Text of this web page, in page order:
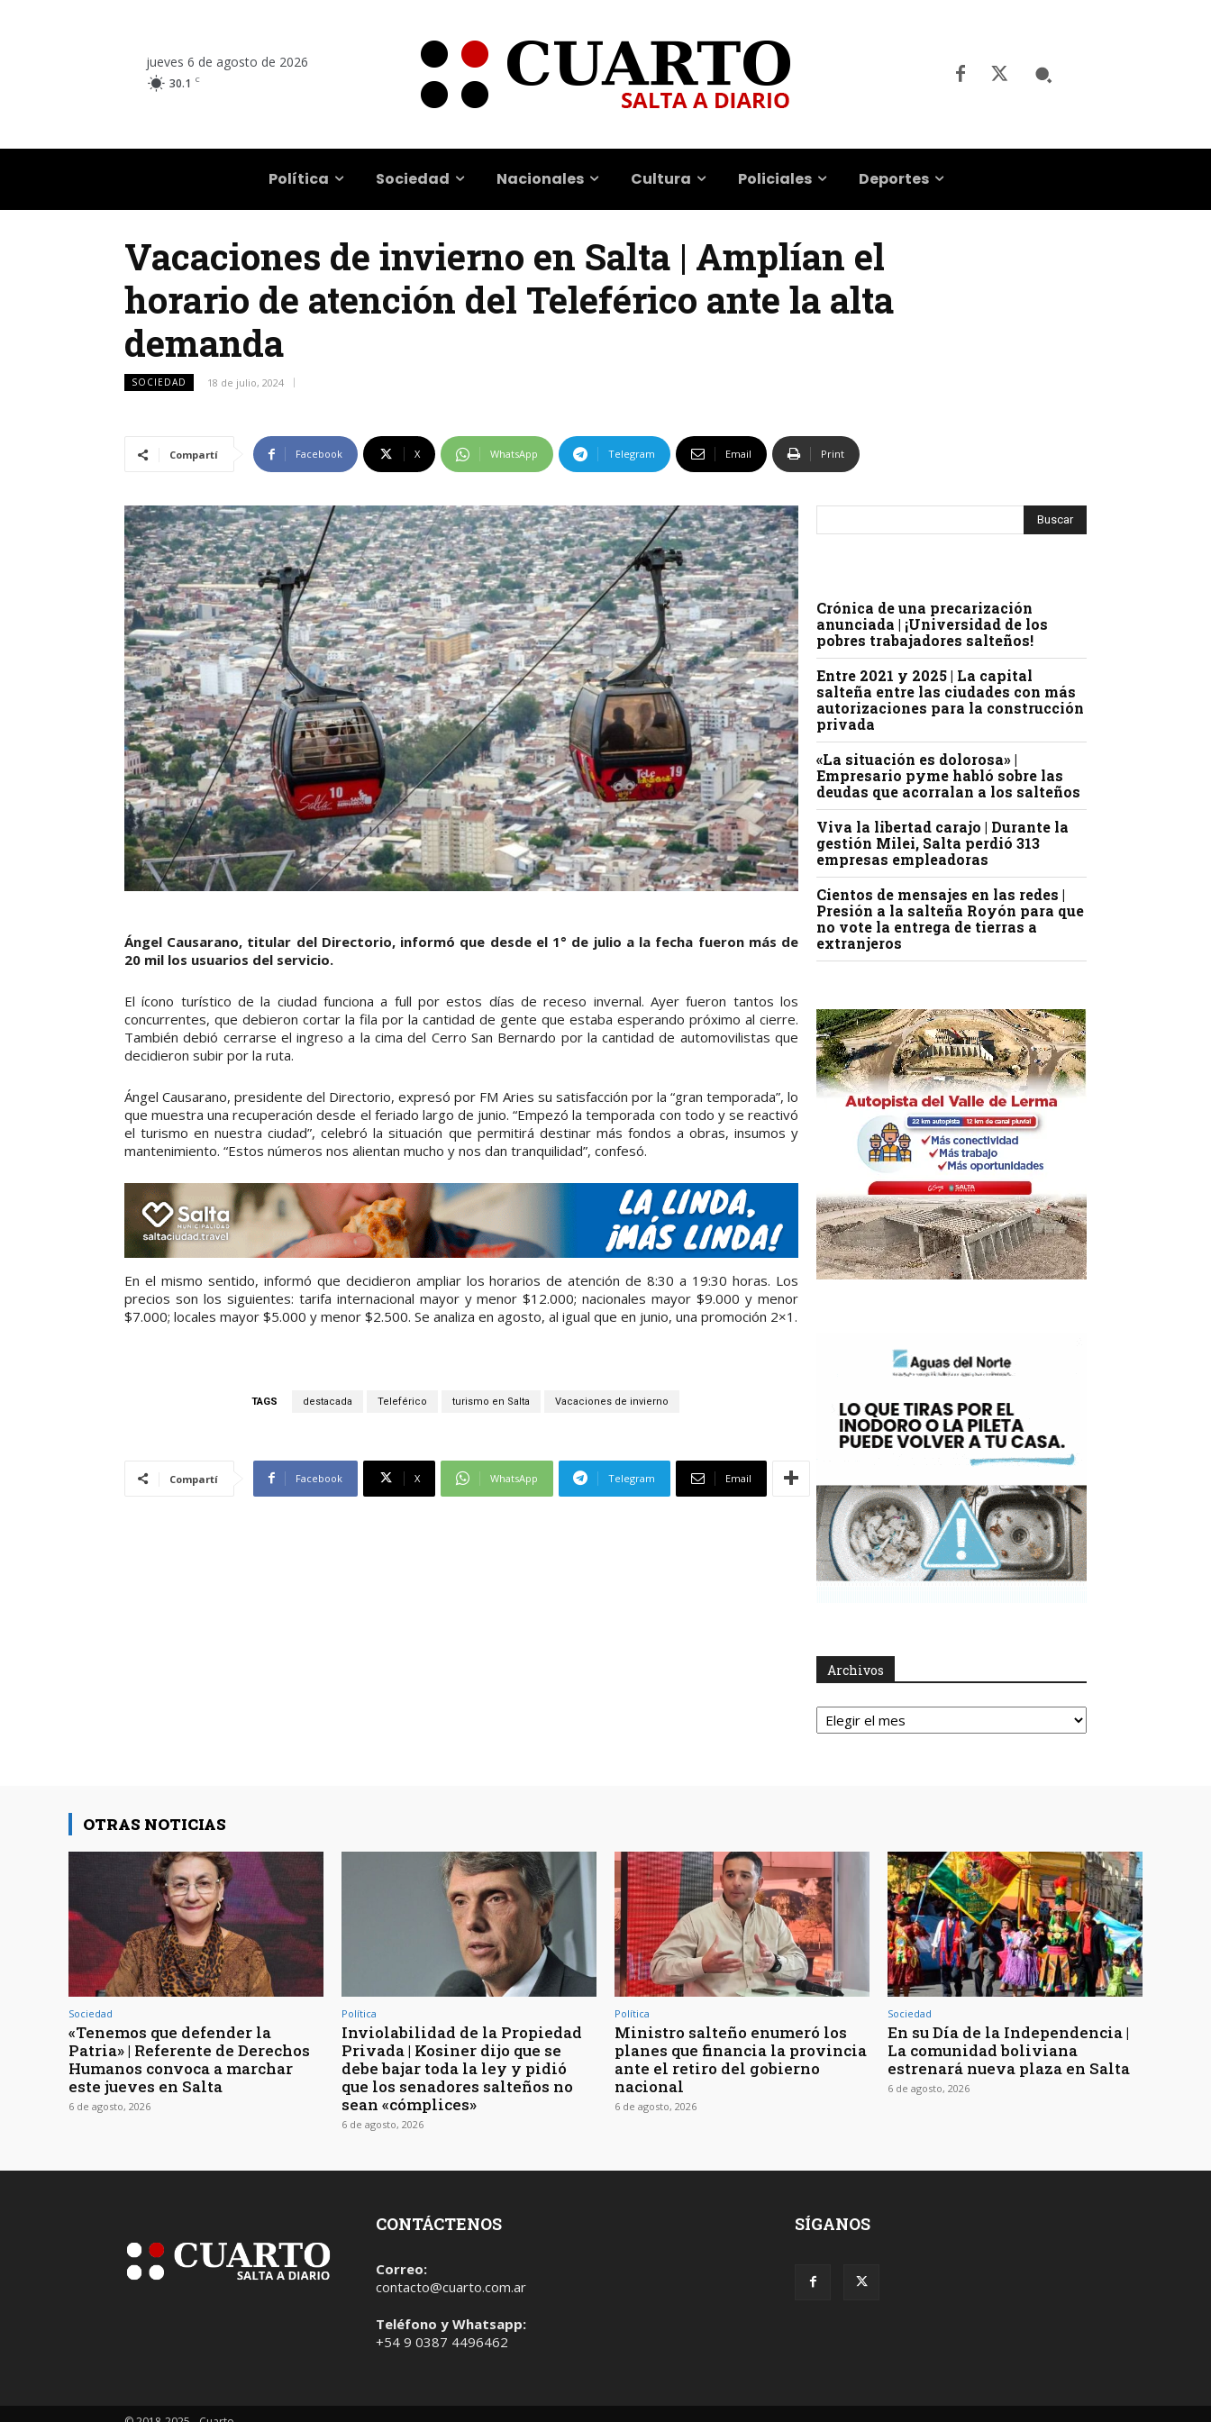
jueves 6 de agosto de 2026
30.1 C
Política Sociedad Nacionales Cultura Policiales Deportes
Vacaciones de invierno en Salta | Amplían el
horario de atención del Teleférico ante la alta
demanda
SOCIEDAD 18 de julio, 2024
Compartí Facebook X WhatsApp Telegram Email Print
Ángel Causarano, titular del Directorio, informó que desde el 1° de julio a la fecha fueron más de
20 mil los usuarios del servicio.
El ícono turístico de la ciudad funciona a full por estos días de receso invernal. Ayer fueron tantos los
concurrentes, que debieron cortar la fila por la cantidad de gente que estaba esperando próximo al cierre.
También debió cerrarse el ingreso a la cima del Cerro San Bernardo por la cantidad de automovilistas que
decidieron subir por la ruta.
Ángel Causarano, presidente del Directorio, expresó por FM Aries su satisfacción por la “gran temporada”, lo
que muestra una recuperación desde el feriado largo de junio. “Empezó la temporada con todo y se reactivó
el turismo en nuestra ciudad”, celebró la situación que permitirá destinar más fondos a obras, insumos y
mantenimiento. “Estos números nos alientan mucho y nos dan tranquilidad”, confesó.
En el mismo sentido, informó que decidieron ampliar los horarios de atención de 8:30 a 19:30 horas. Los
precios son los siguientes: tarifa internacional mayor y menor $12.000; nacionales mayor $9.000 y menor
$7.000; locales mayor $5.000 y menor $2.500. Se analiza en agosto, al igual que en junio, una promoción 2×1.
TAGS destacada Teleférico turismo en Salta Vacaciones de invierno
Compartí Facebook X WhatsApp Telegram Email
Crónica de una precarización
anunciada | ¡Universidad de los
pobres trabajadores salteños!
Entre 2021 y 2025 | La capital
salteña entre las ciudades con más
autorizaciones para la construcción
privada
«La situación es dolorosa» |
Empresario pyme habló sobre las
deudas que acorralan a los salteños
Viva la libertad carajo | Durante la
gestión Milei, Salta perdió 313
empresas empleadoras
Cientos de mensajes en las redes |
Presión a la salteña Royón para que
no vote la entrega de tierras a
extranjeros
Archivos
Archivos
OTRAS NOTICIAS
Sociedad
«Tenemos que defender la
Patria» | Referente de Derechos
Humanos convoca a marchar
este jueves en Salta
6 de agosto, 2026
Política
Inviolabilidad de la Propiedad
Privada | Kosiner dijo que se
debe bajar toda la ley y pidió
que los senadores salteños no
sean «cómplices»
6 de agosto, 2026
Política
Ministro salteño enumeró los
planes que financia la provincia
ante el retiro del gobierno
nacional
6 de agosto, 2026
Sociedad
En su Día de la Independencia |
La comunidad boliviana
estrenará nueva plaza en Salta
6 de agosto, 2026
CONTÁCTENOS
Correo:
contacto@cuarto.com.ar
Teléfono y Whatsapp:
+54 9 0387 4496462
SÍGANOS